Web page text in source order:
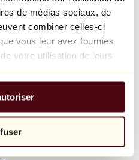
de médias sociaux, de
combiner celles-ci
vous leur avez fournies
votre utilisation de leurs